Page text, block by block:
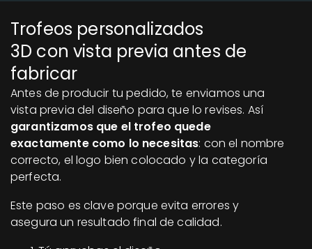
Trofeos personalizados
3D con vista previa antes de
fabricar
Antes de producir tu pedido, te enviamos una
vista previa del diseño para que lo revises. Así
garantizamos que el trofeo quede
exactamente como lo necesitas: con el nombre
correcto, el logo bien colocado y la categoría
perfecta.
Este paso es clave porque evita errores y
asegura un resultado final de calidad.